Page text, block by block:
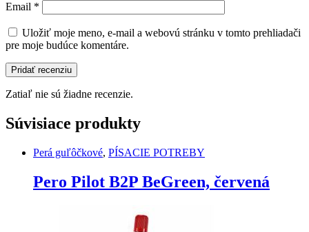
Email *
Uložiť moje meno, e-mail a webovú stránku v tomto prehliadači
pre moje budúce komentáre.
Zatiaľ nie sú žiadne recenzie.
Súvisiace produkty
Perá guľôčkové, PÍSACIE POTREBY
Pero Pilot B2P BeGreen, červená